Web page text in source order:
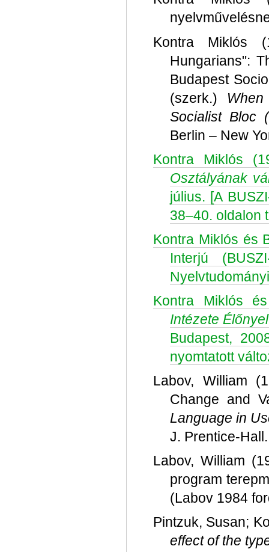
Kontra Miklós
Hungarians":
Budapest
(szerk.)
Socialist Bloc
Berlin – New
Kontra Miklós
Osztályának
július. [A
38–40. oldalon
Kontra Miklós és
Interjú
Kontra Miklós
Intézete
Budapest,
nyomtatott
Labov, William
Change and
Language in
J. Prentice-
Labov, William
program
(Labov 1984
Pintzuk, Susan;
effect of the